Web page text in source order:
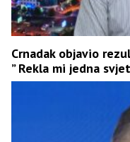
Crnadak objavio
” Rekla mi jedna